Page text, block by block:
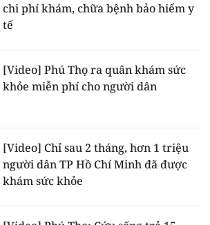
Hồng
chi phí khám, chữa bệnh bảo hiểm y
tế
[Video] Phú Thọ ra quân khám sức
khỏe miễn phí cho người dân
[Video] Chỉ sau 2 tháng, hơn 1 triệu
người dân TP Hồ Chí Minh đã được
khám sức khỏe